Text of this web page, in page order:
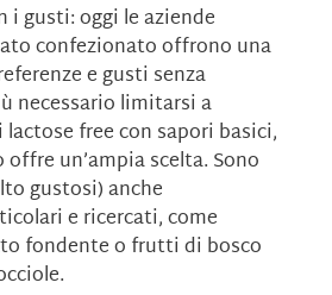
i gusti: oggi le aziende
confezionato offrono una
e gusti senza
necessario limitarsi a
free con sapori basici,
un’ampia scelta. Sono
gustosi) anche
e ricercati, come
fondente o frutti di bosco